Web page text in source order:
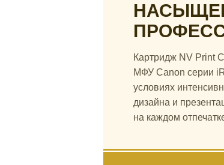
Картридж NV Print
МФУ Canon серии
условиях
дизайна и
на каждом